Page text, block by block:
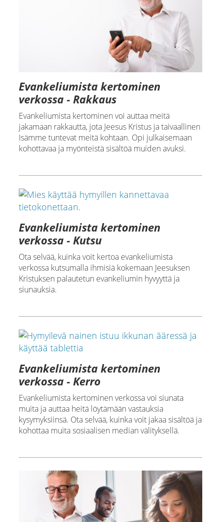
Evankeliumista kertominen
verkossa - Rakkaus
Evankeliumista kertominen voi auttaa meitä
jakamaan rakkautta, jota Jeesus Kristus ja taivaallinen
Isämme tuntevat meitä kohtaan. Opi julkaisemaan
kohottavaa ja myönteistä sisältöä muiden avuksi.
Evankeliumista kertominen
verkossa - Kutsu
Ota selvää, kuinka voit kertoa evankeliumista
verkossa kutsumalla ihmisiä kokemaan Jeesuksen
Kristuksen palautetun evankeliumin hyvyyttä ja
siunauksia.
Evankeliumista kertominen
verkossa - Kerro
Evankeliumista kertominen verkossa voi siunata
muita ja auttaa heitä löytämään vastauksia
kysymyksiinsä. Ota selvää, kuinka voit jakaa sisältöä ja
kohottaa muita sosiaalisen median välityksellä.